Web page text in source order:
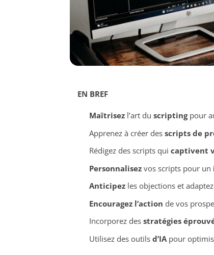
EN BREF
Maîtrisezl’art du scriptingpour
Apprenez à créer des scripts de
Rédigez des scripts qui captivent
Personnalisezvos scripts pour un
Anticipezles objections et
Encouragez l’action de vos
Incorporez des stratégies
Utilisez des outils d’IApour